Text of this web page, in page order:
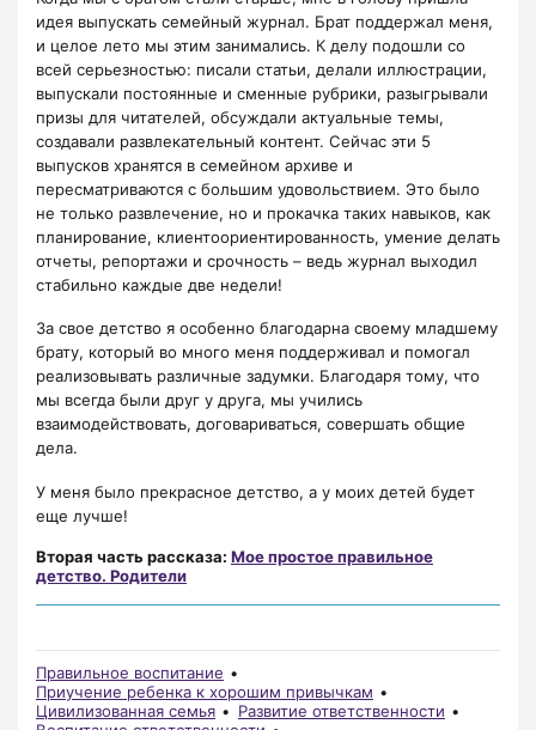
идея выпускать семейный журнал. Брат поддержал меня,
и целое лето мы этим занимались. К делу подошли со
всей серьезностью: писали статьи, делали иллюстрации,
выпускали постоянные и сменные рубрики, разыгрывали
призы для читателей, обсуждали актуальные темы,
создавали развлекательный контент. Сейчас эти 5
выпусков хранятся в семейном архиве и
пересматриваются с большим удовольствием. Это было
не только развлечение, но и прокачка таких навыков, как
планирование, клиентоориентированность, умение делать
отчеты, репортажи и срочность – ведь журнал выходил
стабильно каждые две недели!
За свое детство я особенно благодарна своему младшему
брату, который во много меня поддерживал и помогал
реализовывать различные задумки. Благодаря тому, что
мы всегда были друг у друга, мы учились
взаимодействовать, договариваться, совершать общие
дела.
У меня было прекрасное детство, а у моих детей будет
еще лучше!
Вторая часть рассказа: Мое простое правильное
детство. Родители
Правильное воспитание
Приучение ребенка к хорошим привычкам
Цивилизованная семья
Развитие ответственности